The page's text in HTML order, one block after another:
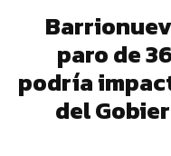
paro de
podría
del